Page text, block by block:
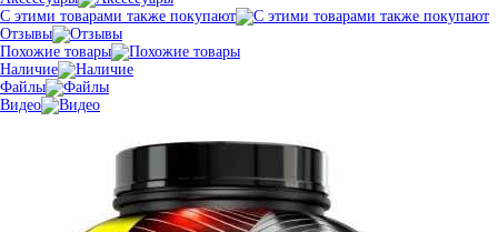
С этими товарами также покупают
Отзывы
Похожие товары
Наличие
Файлы
Видео